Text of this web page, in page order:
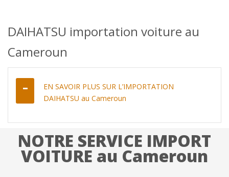
DAIHATSU importation voiture au
Cameroun
EN SAVOIR PLUS SUR L’IMPORTATION
DAIHATSU au Cameroun
NOTRE SERVICE IMPORT
VOITURE au Cameroun